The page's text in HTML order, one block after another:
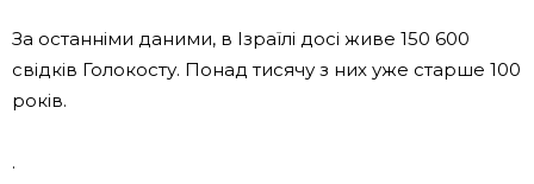
За останніми даними, в Ізраїлі досі живе 150 600
свідків Голокосту. Понад тисячу з них уже старше 100
років.
.